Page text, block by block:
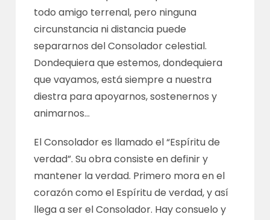
todo amigo terrenal, pero ninguna
circunstancia ni distancia puede
separarnos del Consolador celestial.
Dondequiera que estemos, dondequiera
que vayamos, está siempre a nuestra
diestra para apoyarnos, sostenernos y
animarnos…
El Consolador es llamado el “Espíritu de
verdad”. Su obra consiste en definir y
mantener la verdad. Primero mora en el
corazón como el Espíritu de verdad, y así
llega a ser el Consolador. Hay consuelo y